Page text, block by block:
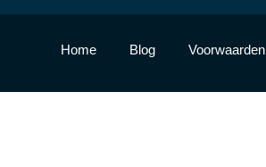
Home Blog Voorwaarden